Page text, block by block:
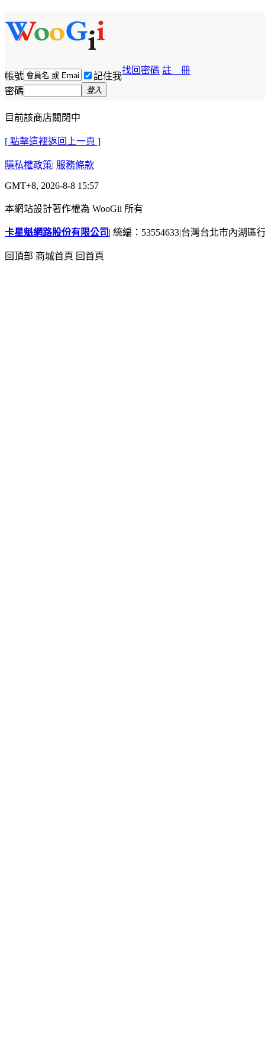
帳號 記住我
找回密碼 註 冊
密碼 登入
目前該商店關閉中
[ 點擊這裡返回上一頁 ]
隱私權政策| 服務條款
GMT+8, 2026-8-8 15:57
本網站設計著作權為 WooGii 所有
卡星魁網路股份有限公司 | 統編：53554633|台灣台北市內湖區
回頂部 商城首頁 回首頁